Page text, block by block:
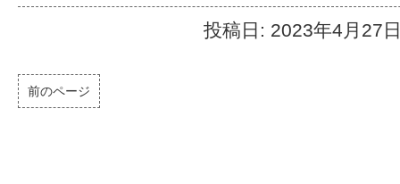
投稿日: 2023年4月27
前のページ